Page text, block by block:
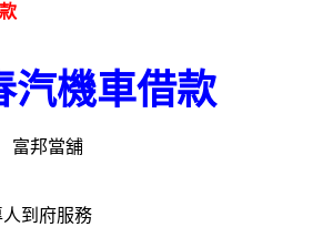
汽機車借款
富邦當舖
到府服務